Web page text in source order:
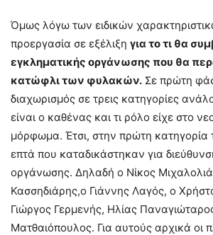
Όμως λόγω των ειδικών
προεργασία σε εξέλιξη για το τι θα
εγκληματικής οργάνωσης που θα
κατώφλι των φυλακών. Σε πρώτη
διαχωρισμός σε τρεις κατηγορίες
είναι ο καθένας και τι ρόλο είχε στο
μόρφωμα. Έτσι, στην πρώτη κατηγορία
επτά που καταδικάστηκαν για
οργάνωσης. Δηλαδή ο Νίκος
Κασσηδιάρης,ο Γιάννης Λαγός, ο
Γιώργος Γερμενής, Ηλίας
Ματθαιόπουλος. Για αυτούς αρχικά οι